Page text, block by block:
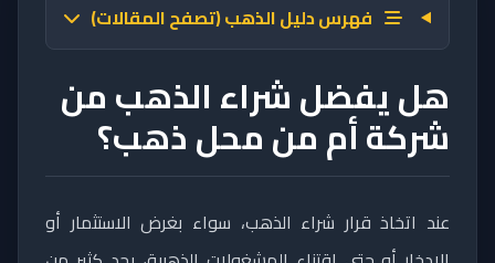
فهرس دليل الذهب (تصفح المقالات)
هل يفضل شراء الذهب من
شركة أم من محل ذهب؟
عند اتخاذ قرار شراء الذهب، سواء بغرض الاستثمار أو